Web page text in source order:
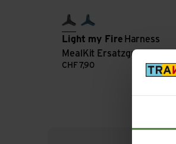
greyhazyblue
Light my Fire Harness
MealKit Ersatzgummi
CHF 7,90